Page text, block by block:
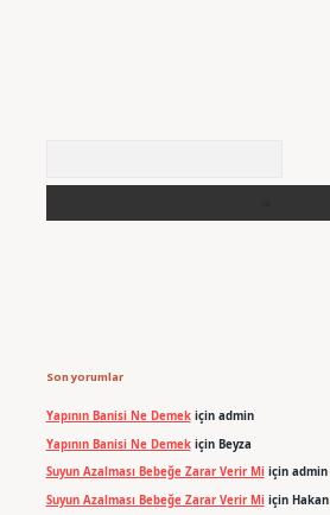
Son yorumlar
Yapının Banisi Ne Demekiçin admin
Yapının Banisi Ne Demekiçin Beyza
Suyun Azalması Bebeğe Zarar Verir Miiçin admin
Suyun Azalması Bebeğe Zarar Verir Miiçin Hakan